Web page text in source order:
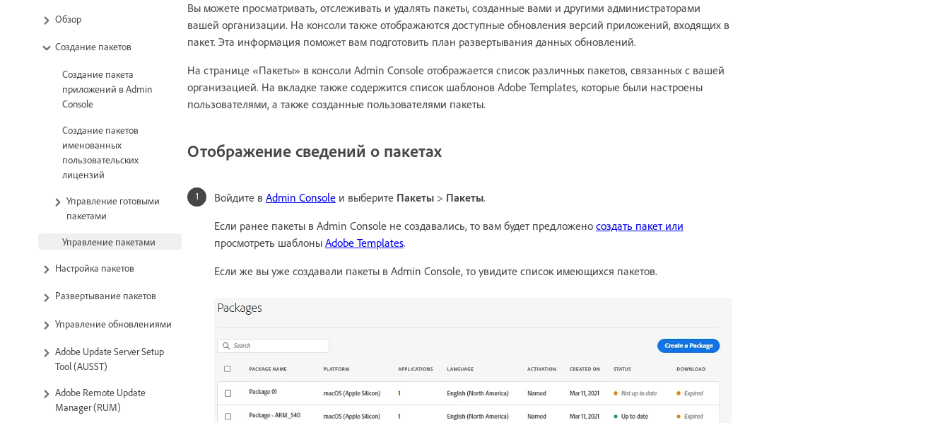
Обзор
Создание пакетов
Создание пакета
приложений в Admin
Console
Создание пакетов
именованных
пользовательских
лицензий
Управление готовыми
пакетами
Управление пакетами
Настройка пакетов
Развертывание пакетов
Управление обновлениями
Adobe Update Server Setup
Tool (AUSST)
Adobe Remote Update
Manager (RUM)
Вы можете просматривать, отслеживать и удалять пакеты, созданные вами и другими администраторами
вашей организации. На консоли также отображаются доступные обновления версий приложений, входящих в
пакет. Эта информация поможет вам подготовить план развертывания данных обновлений.
На странице «Пакеты» в консоли Admin Console отображается список различных пакетов, связанных с вашей
организацией. На вкладке также содержится список шаблонов Adobe Templates, которые были настроены
пользователями, а также созданные пользователями пакеты.
Отображение сведений о пакетах
Войдите в Admin Console и выберите Пакеты > Пакеты.
Если ранее пакеты в Admin Console не создавались, то вам будет предложено создать пакет или
просмотреть шаблоны Adobe Templates.
Если же вы уже создавали пакеты в Admin Console, то увидите список имеющихся пакетов.